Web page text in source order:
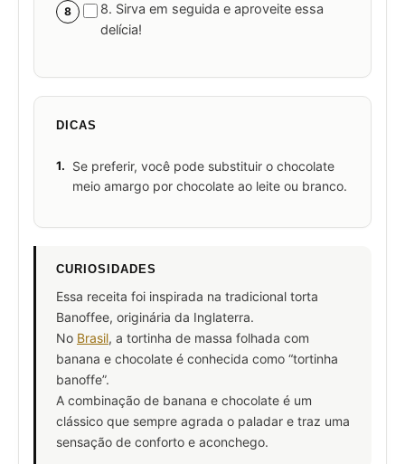
8
8. Sirva em seguida e aproveite essa
delícia!
DICAS
1.
Se preferir, você pode substituir o chocolate
meio amargo por chocolate ao leite ou branco.
CURIOSIDADES
Essa receita foi inspirada na tradicional torta
Banoffee, originária da Inglaterra.
No Brasil, a tortinha de massa folhada com
banana e chocolate é conhecida como “tortinha
banoffe”.
A combinação de banana e chocolate é um
clássico que sempre agrada o paladar e traz uma
sensação de conforto e aconchego.